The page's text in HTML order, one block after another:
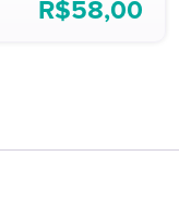
R$58,00